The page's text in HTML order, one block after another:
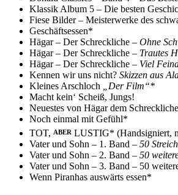
Klassik Album 5 – Die besten
Fiese Bilder– Meisterwerke des
Geschäftsessen*
Hägar – Der Schreckliche – Ohne
Hägar – Der Schreckliche – Trautes
Hägar – Der Schreckliche – Viel
Kennen wir uns nicht? Skizzen aus
Kleines Arschloch „Der Film“*
Macht kein‘ Scheiß, Jungs!
Neuestes von Hägar dem
Noch einmal mit Gefühl*
TOT, ABER LUSTIG* (Handsigniert,
Vater und Sohn – 1. Band – 50
Vater und Sohn – 2. Band – 50
Vater und Sohn – 3. Band – 50
Wenn Piranhas auswärts essen*